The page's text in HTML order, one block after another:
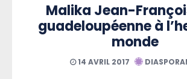
Malika Jean-
guadeloupéenne à
monde
14 AVRIL 2017